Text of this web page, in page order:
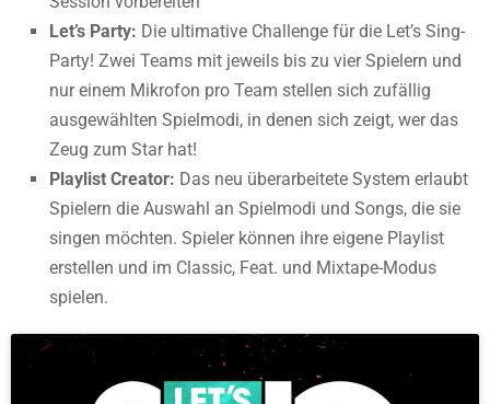
Let’s Party: Die ultimative Challenge für die Let’s Sing-
Party! Zwei Teams mit jeweils bis zu vier Spielern und
nur einem Mikrofon pro Team stellen sich zufällig
ausgewählten Spielmodi, in denen sich zeigt, wer das
Zeug zum Star hat!
Playlist Creator: Das neu überarbeitete System erlaubt
Spielern die Auswahl an Spielmodi und Songs, die sie
singen möchten. Spieler können ihre eigene Playlist
erstellen und im Classic, Feat. und Mixtape-Modus
spielen.